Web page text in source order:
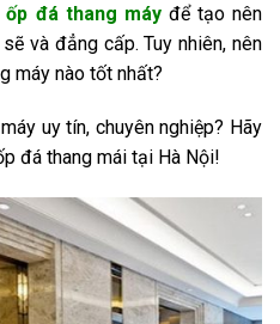
ốp đá thang máyđể tạo nên
và đẳng cấp. Tuy nhiên, nên
máy nào tốt nhất?
uy tín, chuyên nghiệp? Hãy
đá thang mái tại Hà Nội!